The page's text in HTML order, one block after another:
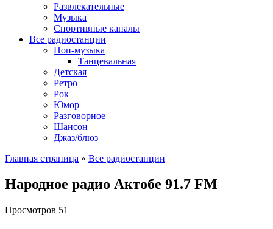
Развлекательные
Музыка
Спортивные каналы
Все радиостанции
Поп-музыка
Танцевальная
Детская
Ретро
Рок
Юмор
Разговорное
Шансон
Джаз/блюз
Главная страница » Все радиостанции
Народное радио Актобе 91.7 FM
Просмотров 51